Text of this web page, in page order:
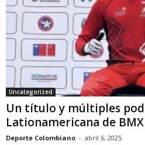
Uncategorized
Un título y múltiples
Lationamericana de BMX
Deporte Colombiano - abril 6, 2025